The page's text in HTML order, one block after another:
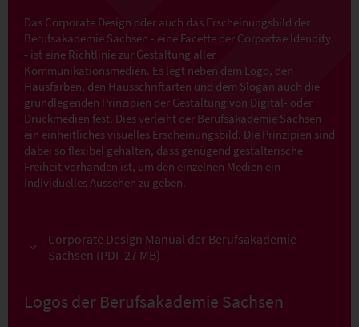
Das Corporate Design oder auch das Erscheinungsbild der
Berufsakademie Sachsen - eine Facette der Corportae Idendity
- ist eine Richtlinie zur Gestaltung aller
Kommunikationsmedien. Es legt neben dem Logo, den
Hausfarben, den Hausschriftarten und dem Slogan auch die
grundlegenden Prinzipien der Gestaltung von Digital- oder
Druckmedien fest. Dies verleiht der Berufsakademie Sachsen
ein einheitliches visuelles Erscheinungsbild. Die Prinzipien sind
dabei so flexibel gehalten, dass genügend gestalterische
Freiheit vorhanden ist, um den einzelnen Medien ein
individuelles Aussehen zu geben.
Corporate Design Manual der Berufsakademie
Sachsen (PDF 27 MB)
Logos der Berufsakademie Sachsen